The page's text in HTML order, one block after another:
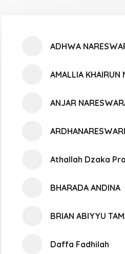
ADHWA
AMALLIA KHAIRUN
ANJAR
ARDHANARESWARI
Athallah Dzaka
BHARADA ANDINA
BRIAN ABIYYU
Daffa Fadhilah